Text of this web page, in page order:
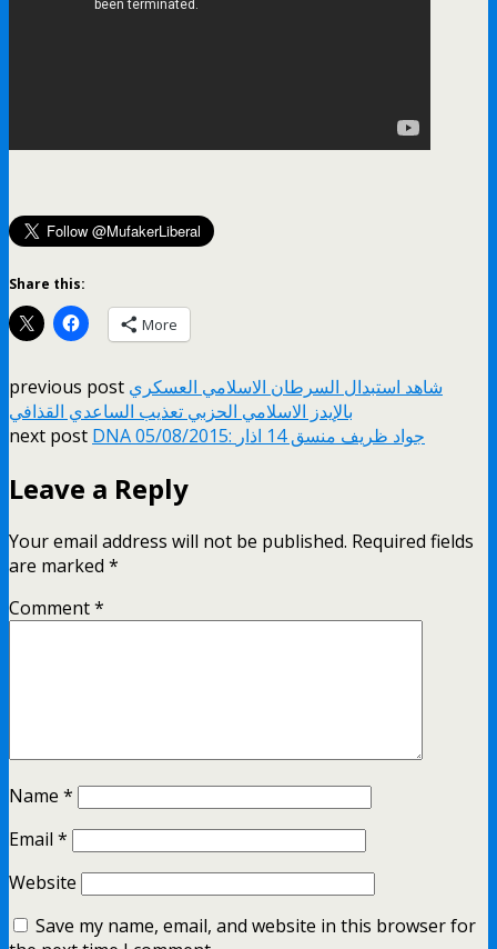
Share this:
More
previous post شاهد استبدال السرطان الاسلامي العسكري
بالإيدز الاسلامي الحزبي تعذيب الساعدي القذافي
next post
DNA 05/08/2015: جواد ظريف منسق 14 اذار
Leave a Reply
Your email address will not be published. Required fields
are marked *
Comment*
Name *
Email *
Website
Save my name, email, and website in this browser for